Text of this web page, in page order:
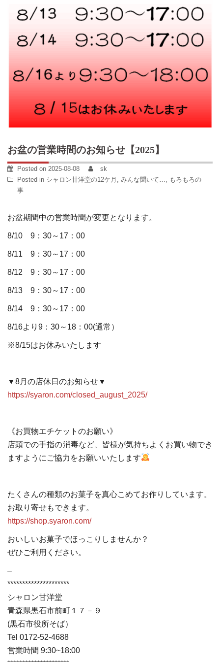
お盆の営業時間のお知らせ【2025】
Posted on 2025-08-08
sk
Posted in シャロン甘洋堂の12ケ月 みんな聞いて…
もろもろの
事
お盆期間中の営業時間が変更となります。
8/10 9：30～17：00
8/11 9：30～17：00
8/12 9：30～17：00
8/13 9：30～17：00
8/14 9：30～17：00
8/16より9：30～18：00(通常）
※8/15はお休みいたします
▼8月の店休日のお知らせ▼
https://syaron.com/closed_august_2025/
《お買物エチケットのお願い》
店頭での手指の消毒など、皆様が気持ちよくお買い物でき
ますようにご協力をお願いいたします
たくさんの種類のお菓子を真心こめてお作りしています。
お取り寄せもできます。
https://shop.syaron.com/
おいしいお菓子でほっこりしませんか？
ぜひご利用ください。
–
*********************
シャロン甘洋堂
青森県黒石市前町１７－９
(黒石市役所そば）
Tel 0172-52-4688
営業時間 9:30~18:00